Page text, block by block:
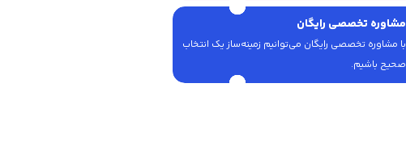
مشاوره تخصصی رایگان
با مشاوره تخصصی رایگان می‌توانیم زمینه‌ساز یک انتخاب
صحیح باشیم.